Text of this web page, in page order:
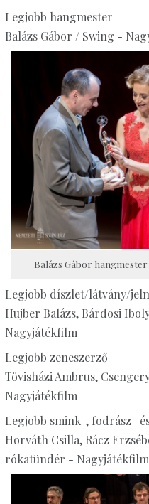
Legjobb hangmester
Balázs Gábor / Swing -
Balázs Gábor
Legjobb díszlet/látvány/
Hujber Balázs, Bárdosi
Nagyjátékfilm
Legjobb zeneszerző
Tövisházi Ambrus,
Nagyjátékfilm
Legjobb smink-, fodrász-
Horváth Csilla, Rácz
rókatündér - Nagyjátékfilm